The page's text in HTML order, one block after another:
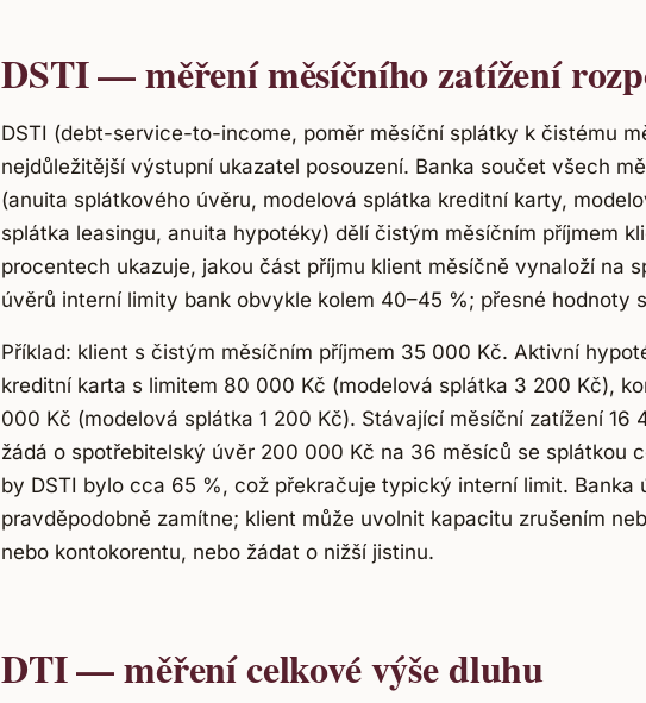
DSTI — měření měsíčního zatížení
DSTI (debt-service-to-income, poměr měsíční splátky k čistému
nejdůležitější výstupní ukazatel posouzení. Banka součet všech
(anuita splátkového úvěru, modelová splátka kreditní karty,
splátka leasingu, anuita hypotéky) dělí čistým měsíčním příjmem
procentech ukazuje, jakou část příjmu klient měsíčně vynaloží na
úvěrů interní limity bank obvykle kolem 40–45 %; přesné hodnoty
Příklad: klient s čistým měsíčním příjmem 35 000 Kč. Aktivní
kreditní karta s limitem 80 000 Kč (modelová splátka 3 200 Kč),
000 Kč (modelová splátka 1 200 Kč). Stávající měsíční zatížení 16
žádá o spotřebitelský úvěr 200 000 Kč na 36 měsíců se splátkou
by DSTI bylo cca 65 %, což překračuje typický interní limit. Banka
pravděpodobně zamítne; klient může uvolnit kapacitu zrušením
nebo kontokorentu, nebo žádat o nižší jistinu.
DTI — měření celkové výše dluhu